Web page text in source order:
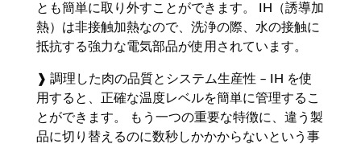
とも簡単に取り外すことができます。 IH（誘導加
熱）は非接触加熱なので、洗浄の際、水の接触に
抵抗する強力な電気部品が使用されています。
❱ 調理した肉の品質とシステム生産性 – IH を使
用すると、正確な温度レベルを簡単に管理するこ
とができます。 もう一つの重要な特徴に、違う製
品に切り替えるのに数秒しかかからないという事